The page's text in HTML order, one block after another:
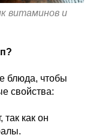
витаминов и
блюда, чтобы
свойства:
как он